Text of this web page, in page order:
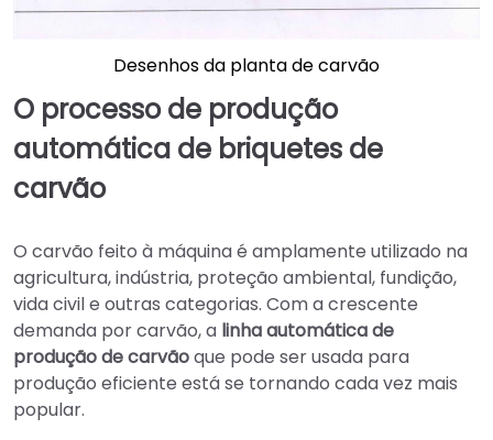
Desenhos da planta de carvão
O processo de produção
automática de briquetes de
carvão
O carvão feito à máquina é amplamente utilizado na
agricultura, indústria, proteção ambiental, fundição,
vida civil e outras categorias. Com a crescente
demanda por carvão, a linha automática de
produção de carvãoque pode ser usada para
produção eficiente está se tornando cada vez mais
popular.